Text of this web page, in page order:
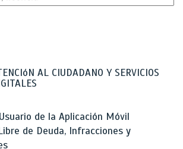
AL CIUDADANO Y SERVICIOS
de la Aplicación Móvil
de Deuda, Infracciones y